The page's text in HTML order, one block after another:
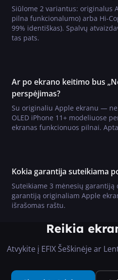
Siūlome 2 variantus: originalus
pilna funkcionalumo) arba Hi-
99% identiškas). Spalvų
tas pats.
Ar po ekrano keitimo bus
perspėjimas?
Su originaliu Apple ekranu —
OLED iPhone 11+ modeliuose
ekranas funkcionuos pilnai.
Kokia garantija suteikiama
Suteikiame 3 mėnesių
garantiją originaliam Apple
išrašomas raštu.
Reikia
Atvykite į EFIX Šeškinėje ar